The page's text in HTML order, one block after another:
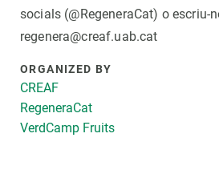
socials (@RegeneraCat) o escriu-
regenera@creaf.uab.cat
ORGANIZED BY
CREAF
RegeneraCat
VerdCamp Fruits